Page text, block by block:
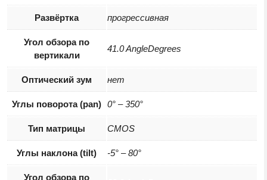
Развёртка прогрессивная
Угол обзора по
вертикали
41.0 AngleDegrees
Оптический зум нет
Углы поворота (pan) 0° – 350°
Тип матрицы CMOS
Углы наклона (tilt) -5° – 80°
Угол обзора по